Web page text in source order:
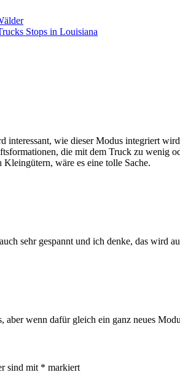
Stops in Louisiana
wie dieser Modus integriert
die mit dem Truck zu wenig
wäre es eine tolle Sache.
sehr gespannt und ich denke, das wird
aber wenn dafür gleich ein ganz neues
sind mit * markiert